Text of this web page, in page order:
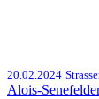
20.02.2024
Alois-